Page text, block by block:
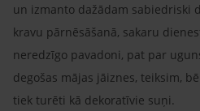
un izmanto dažādam sabiedriski
kravu pārnēsāšanā, sakaru
neredzīgo pavadoni, pat par
degošas mājas jāiznes, teiksim,
tiek turēti kā dekoratīvie suņi.